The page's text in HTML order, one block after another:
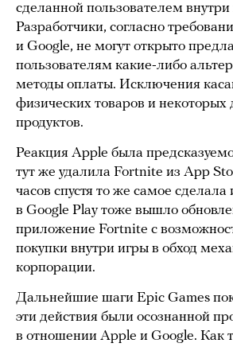
сделанной пользователем
Разработчики, согласно
и Google, не могут открыто
пользователям какие-либо
методы оплаты. Исключения
физических товаров и некоторых
продуктов.
Реакция Apple была
тут же удалила Fortnite из App
часов спустя то же самое сделала
в Google Play тоже вышло
приложение Fortnite с
покупки внутри игры в обход
корпорации.
Дальнейшие шаги Epic Games
эти действия были осознанной
в отношении Apple и Google. Как